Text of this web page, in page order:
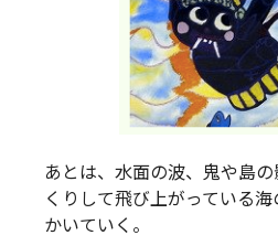
あとは、水面の波、鬼や島
くりして飛び上がっている
かいていく。